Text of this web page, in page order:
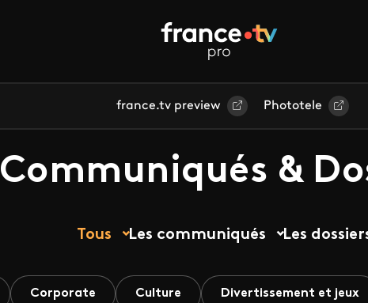
france.tv preview Phototele
Communiqués &
Tous Les communiqués Les
Corporate Culture Divertissement et jeux